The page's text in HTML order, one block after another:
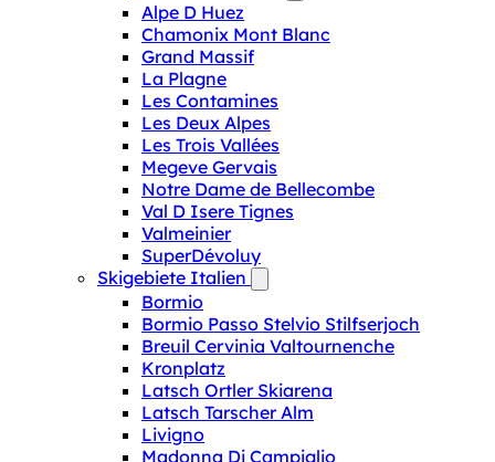
Alpe D Huez
Chamonix Mont Blanc
Grand Massif
La Plagne
Les Contamines
Les Deux Alpes
Les Trois Vallées
Megeve Gervais
Notre Dame de Bellecombe
Val D Isere Tignes
Valmeinier
SuperDévoluy
Skigebiete Italien
Bormio
Bormio Passo Stelvio Stilfserjoch
Breuil Cervinia Valtournenche
Kronplatz
Latsch Ortler Skiarena
Latsch Tarscher Alm
Livigno
Madonna Di Campiglio